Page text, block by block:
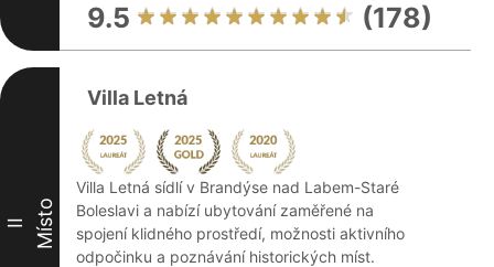
9.5 (178)
II Místo
Villa Letná
Villa Letná sídlí v Brandýse nad Labem-Staré
Boleslavi a nabízí ubytování zaměřené na
spojení klidného prostředí, možnosti aktivního
odpočinku a poznávání historických míst.